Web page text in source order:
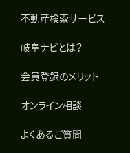
不動産検索サービス
岐阜ナビとは？
会員登録のメリット
オンライン相談
よくあるご質問